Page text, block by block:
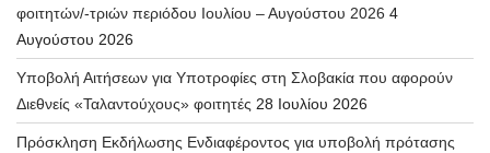
φοιτητών/-τριών περιόδου Ιουλίου – Αυγούστου 2026 4
Αυγούστου 2026
Υποβολή Αιτήσεων για Υποτροφίες στη Σλοβακία που αφορούν
Διεθνείς «Ταλαντούχους» φοιτητές 28 Ιουλίου 2026
Πρόσκληση Εκδήλωσης Ενδιαφέροντος για υποβολή πρότασης